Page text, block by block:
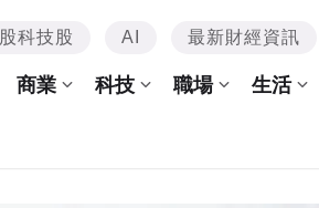
科技股 AI 最新財經資訊
商業 科技 職場 生活